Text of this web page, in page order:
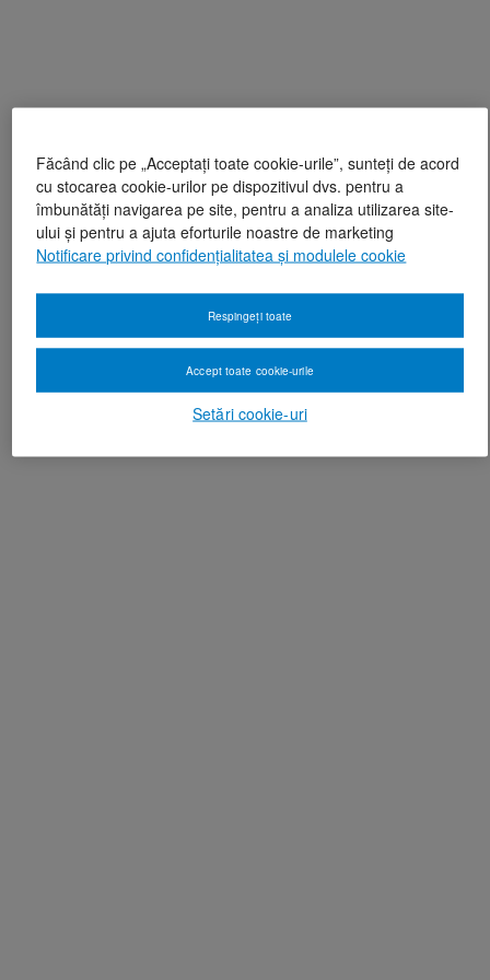
Făcând clic pe „Acceptați toate cookie-urile”, sunteți de acord
cu stocarea cookie-urilor pe dispozitivul dvs. pentru a
îmbunătăți navigarea pe site, pentru a analiza utilizarea site-
ului și pentru a ajuta eforturile noastre de marketing
Notificare privind confidențialitatea și modulele cookie
Setări cookie-uri
Respingeți toate
Accept toate cookie-urile